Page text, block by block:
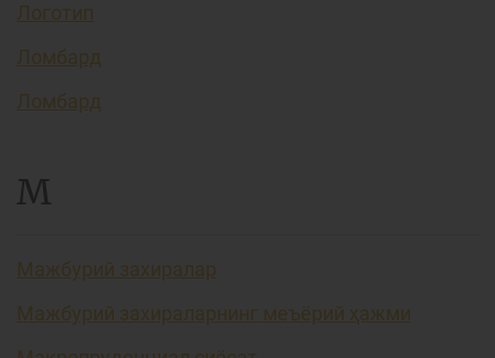
Логотип
Ломбард
Ломбард
М
Мажбурий захиралар
Мажбурий захираларнинг меъёрий ҳажми